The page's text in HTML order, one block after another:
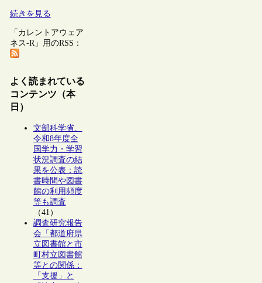
続きを見る
「カレントアウェア
ネス-R」用のRSS：
よく読まれている
コンテンツ（本
日）
文部科学省、
令和8年度全
国学力・学習
状況調査の結
果を公表：読
書時間や図書
館の利用頻度
等も調査
（41）
調査研究報告
会「都道府県
立図書館と市
町村立図書館
等との関係：
「支援」と